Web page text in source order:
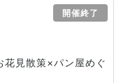
開催終了
見散策×パン屋めぐ